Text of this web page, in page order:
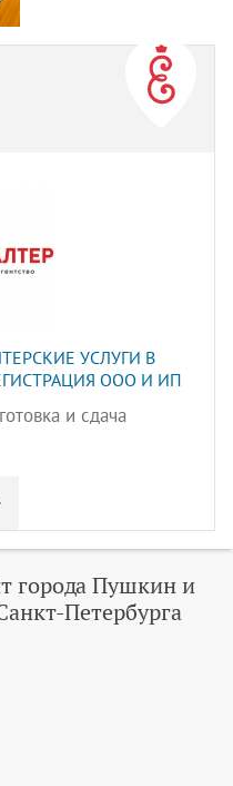
УСЛУГИ В
ООО И ИП
и сдача
города Пушкин и
Петербурга